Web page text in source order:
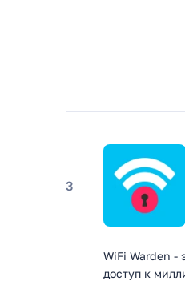
3
WiFi Warden -
доступ к